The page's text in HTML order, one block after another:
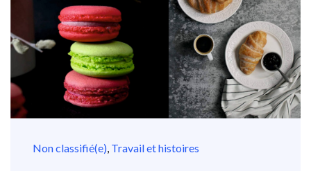
Non classifié(e), Travail et histoires